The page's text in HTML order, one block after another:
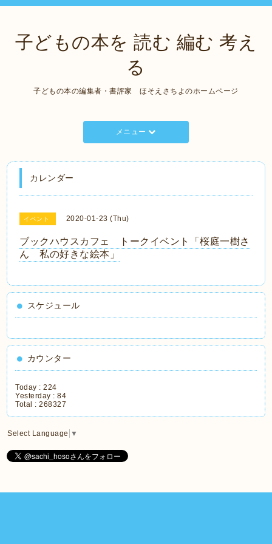
子どもの本を 読む 編む 考え
る
子どもの本の編集者・書評家 ほそえさちよのホームページ
メニュー
カレンダー
イベント 2020-01-23 (Thu)
ブックハウスカフェ トークイベント「桜庭一樹さ
ん 私の好きな絵本」
スケジュール
カウンター
Today :224
Yesterday :84
Total :268327
Select Language ▼